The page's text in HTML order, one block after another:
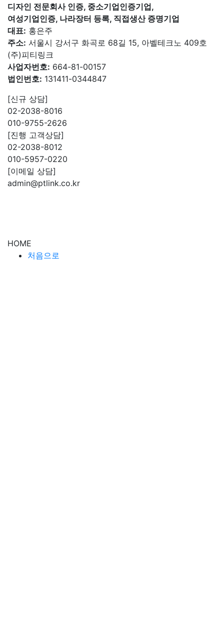
디자인 전문회사 인증, 중소기업인증기업,
여성기업인증, 나라장터 등록, 직접생산 증명기업
대표: 홍은주
주소: 서울시 강서구 화곡로 68길 15, 아벨테크노 409호
(주)피티링크
사업자번호: 664-81-00157
법인번호: 131411-0344847
[신규 상담]
02-2038-8016
010-9755-2626
[진행 고객상담]
02-2038-8012
010-5957-0220
[이메일 상담]
admin@ptlink.co.kr
HOME
처음으로